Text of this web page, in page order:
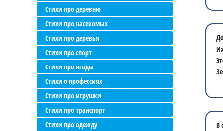
Стихи про деревню
Стихи про насекомых
Стихи про деревья
Стихи про спорт
Стихи про ягоды
Стихи о профессиях
Стихи про игрушки
Стихи про транспорт
Стихи про одежду
В